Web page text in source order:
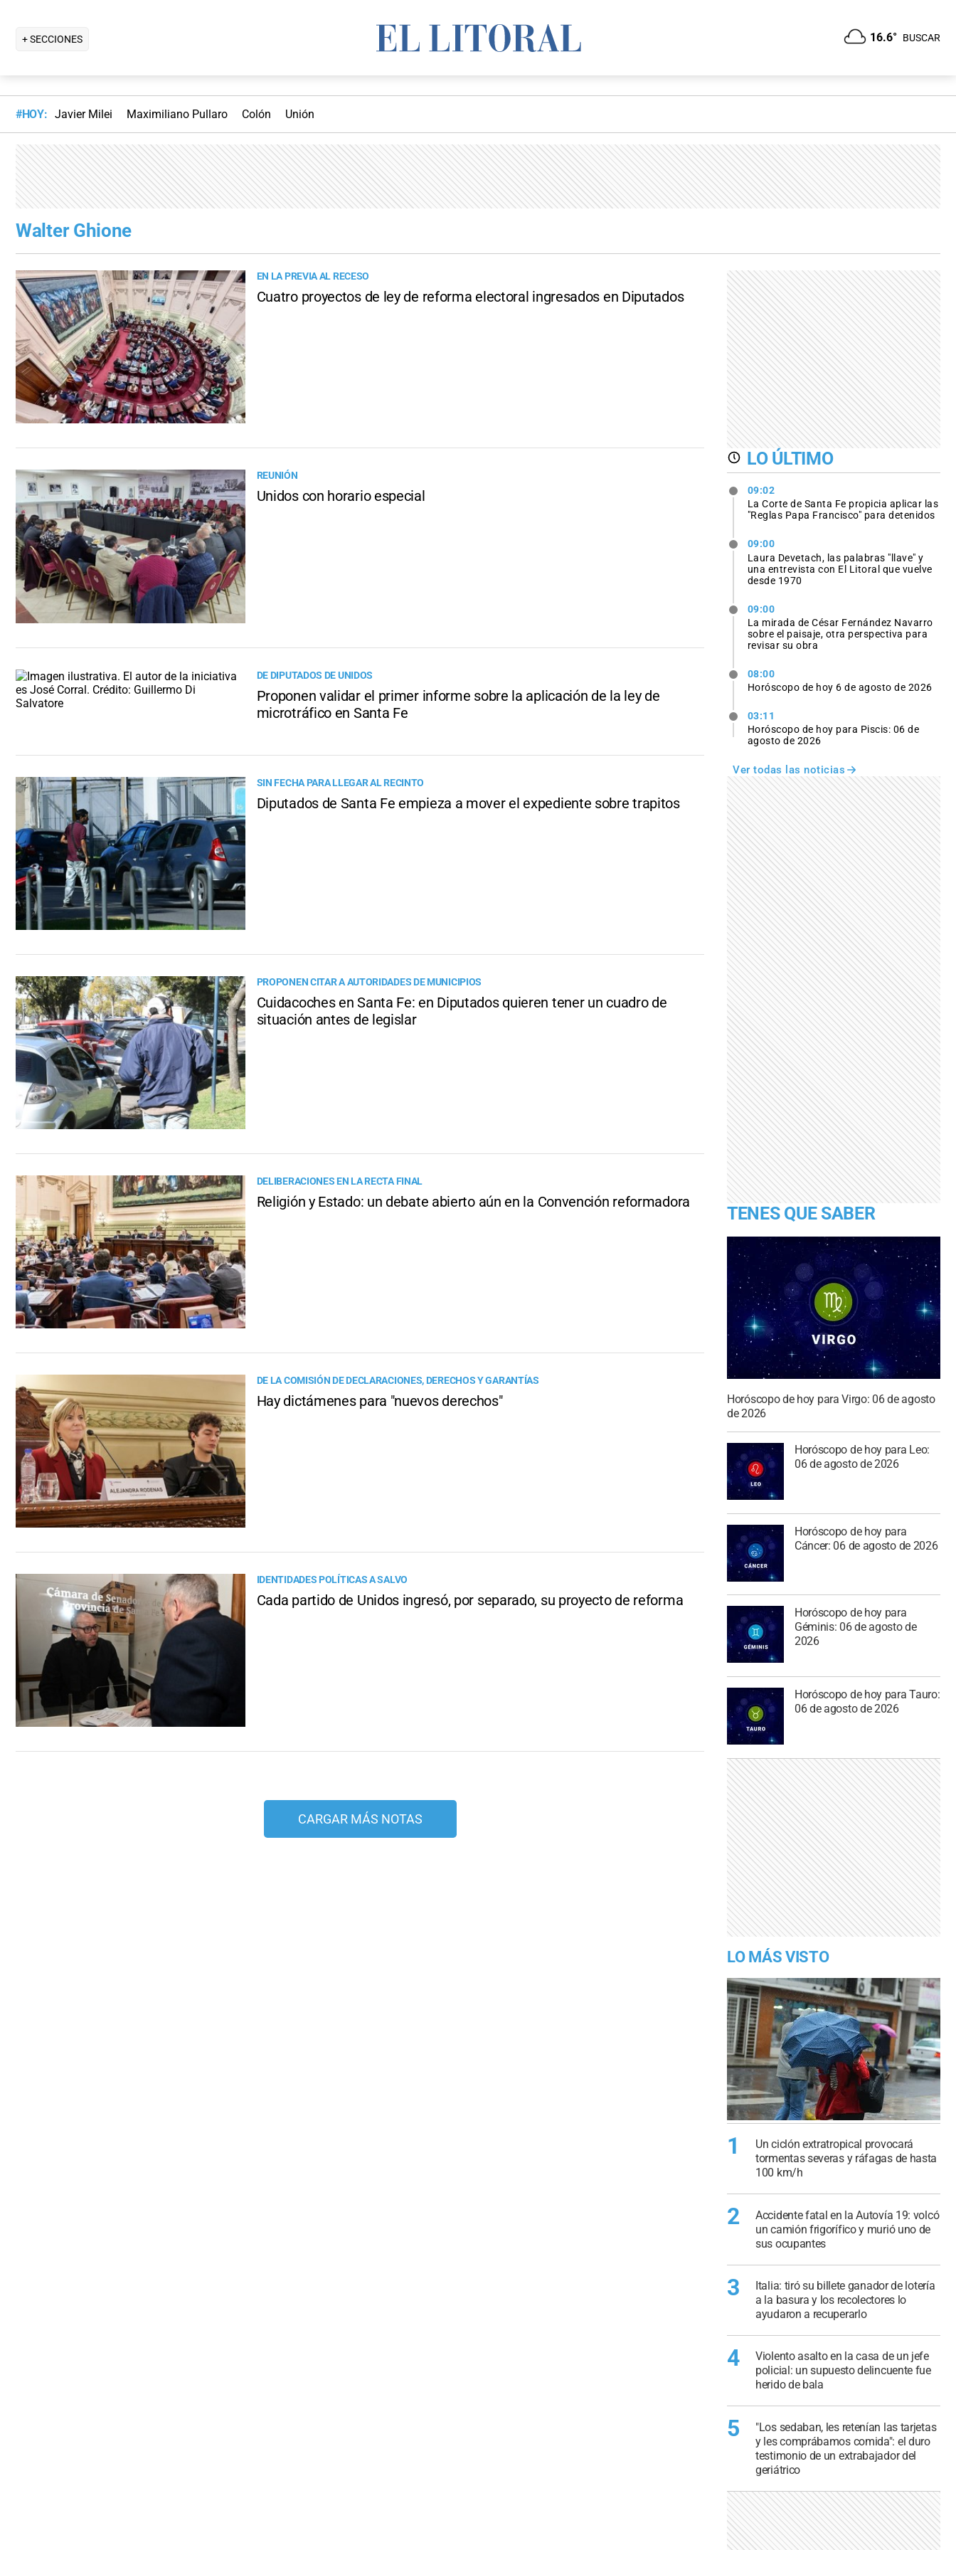
+ SECCIONES 16.6° BUSCAR
#HOY: Javier Milei Maximiliano Pullaro Colón Unión
Walter Ghione
EN LA PREVIA AL RECESO
Cuatro proyectos de ley de reforma electoral ingresados en Diputados
REUNIÓN
Unidos con horario especial
DE DIPUTADOS DE UNIDOS
Proponen validar el primer informe sobre la aplicación de la ley de
microtráfico en Santa Fe
SIN FECHA PARA LLEGAR AL RECINTO
Diputados de Santa Fe empieza a mover el expediente sobre trapitos
PROPONEN CITAR A AUTORIDADES DE MUNICIPIOS
Cuidacoches en Santa Fe: en Diputados quieren tener un cuadro de
situación antes de legislar
DELIBERACIONES EN LA RECTA FINAL
Religión y Estado: un debate abierto aún en la Convención reformadora
DE LA COMISIÓN DE DECLARACIONES, DERECHOS Y GARANTÍAS
Hay dictámenes para "nuevos derechos"
IDENTIDADES POLÍTICAS A SALVO
Cada partido de Unidos ingresó, por separado, su proyecto de reforma
CARGAR MÁS NOTAS
LO ÚLTIMO
09:02
La Corte de Santa Fe propicia aplicar las
"Reglas Papa Francisco" para detenidos
09:00
Laura Devetach, las palabras "llave" y
una entrevista con El Litoral que vuelve
desde 1970
09:00
La mirada de César Fernández Navarro
sobre el paisaje, otra perspectiva para
revisar su obra
08:00
Horóscopo de hoy 6 de agosto de 2026
03:11
Horóscopo de hoy para Piscis: 06 de
agosto de 2026
Ver todas las noticias
TENES QUE SABER
Horóscopo de hoy para Virgo: 06 de agosto
de 2026
Horóscopo de hoy para Leo:
06 de agosto de 2026
Horóscopo de hoy para
Cáncer: 06 de agosto de 2026
Horóscopo de hoy para
Géminis: 06 de agosto de
2026
Horóscopo de hoy para Tauro:
06 de agosto de 2026
LO MÁS VISTO
1
Un ciclón extratropical provocará
tormentas severas y ráfagas de hasta
100 km/h
2
Accidente fatal en la Autovía 19: volcó
un camión frigorífico y murió uno de
sus ocupantes
3
Italia: tiró su billete ganador de lotería
a la basura y los recolectores lo
ayudaron a recuperarlo
4
Violento asalto en la casa de un jefe
policial: un supuesto delincuente fue
herido de bala
5
"Los sedaban, les retenían las tarjetas
y les comprábamos comida": el duro
testimonio de un extrabajador del
geriátrico